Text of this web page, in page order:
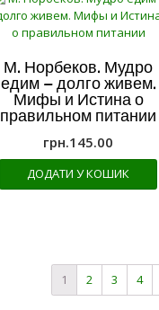
М. Норбеков. Мудро
едим – долго живем.
Мифы и Истина о
правильном питании
грн.145.00
ДОДАТИ У КОШИК
1 2 3 4